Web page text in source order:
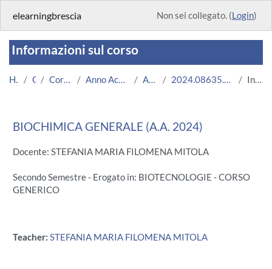
elearningbrescia Non sei collegato. (Login)
Informazioni sul corso
Home Corsi Corsi Istituzionali Anno Accademico 2024/2025 Area Medica 2024.08635.2010.0.A000586.N0_16876 Introduzione
BIOCHIMICA GENERALE (A.A. 2024)
Docente: STEFANIA MARIA FILOMENA MITOLA
Secondo Semestre - Erogato in: BIOTECNOLOGIE - CORSO
GENERICO
Teacher: STEFANIA MARIA FILOMENA MITOLA